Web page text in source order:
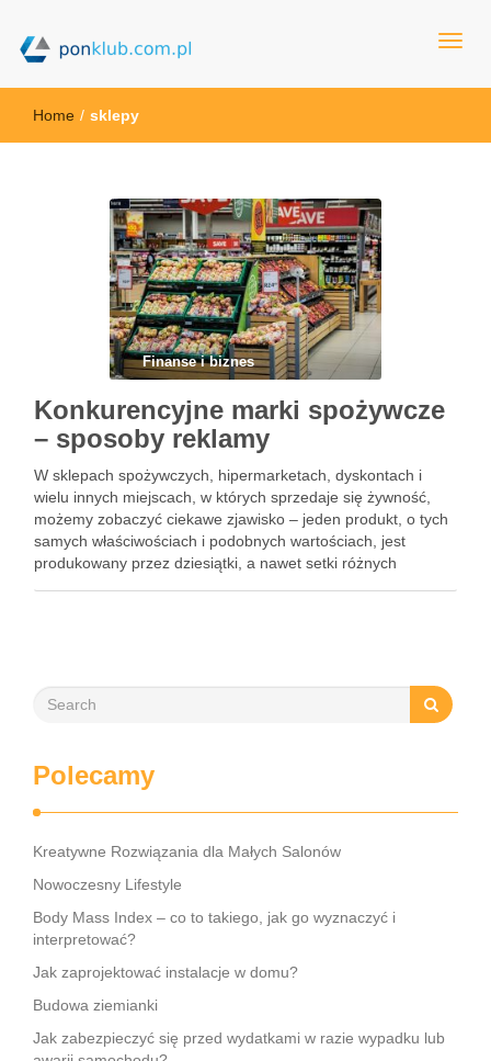
ponklub.com.pl
Home / sklepy
Finanse i biznes
Konkurencyjne marki spożywcze
– sposoby reklamy
W sklepach spożywczych, hipermarketach, dyskontach i
wielu innych miejscach, w których sprzedaje się żywność,
możemy zobaczyć ciekawe zjawisko – jeden produkt, o tych
samych właściwościach i podobnych wartościach, jest
produkowany przez dziesiątki, a nawet setki różnych
Polecamy
Kreatywne Rozwiązania dla Małych Salonów
Nowoczesny Lifestyle
Body Mass Index – co to takiego, jak go wyznaczyć i
interpretować?
Jak zaprojektować instalacje w domu?
Budowa ziemianki
Jak zabezpieczyć się przed wydatkami w razie wypadku lub